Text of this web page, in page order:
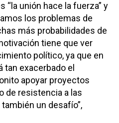
“la unión hace la fuerza” y
los problemas de
más probabilidades de
tiene que ver
político, ya que en
tan exacerbado el
apoyar proyectos
de resistencia a las
un desafío”,